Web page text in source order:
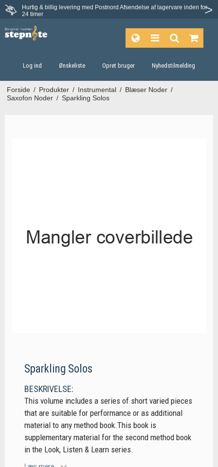
Hurtig & billig levering med Postnord Afsendelse af lagervare inden for
24 timer
Fortrydelsesret på 30 dage
Log ind Ønskeliste Opret bruger Nyhedstilmelding
Forside / Produkter / Instrumental / Blæser Noder /
Saxofon Noder / Sparkling Solos
Sparkling Solos
BESKRIVELSE:
This volume includes a series of short varied pieces
that are suitable for performance or as additional
material to any method book.This book is
supplementary material for the second method book
in the Look, Listen & Learn series.